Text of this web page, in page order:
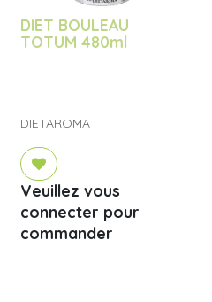
DIET BOULEAU
TOTUM 480ml
DIETAROMA
Veuillez vous
connecter pour
commander